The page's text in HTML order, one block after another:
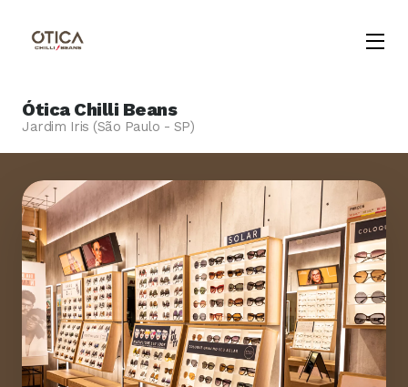
Menu
Ótica Chilli Beans
Jardim Iris (São Paulo - SP)